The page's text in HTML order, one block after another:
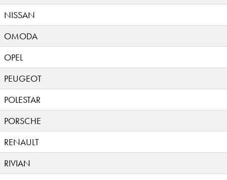
NISSAN
OMODA
OPEL
PEUGEOT
POLESTAR
PORSCHE
RENAULT
RIVIAN